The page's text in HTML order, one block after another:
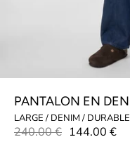
PANTALON EN
LARGE / DENIM / DURABLE
240.00 € 144.00 €